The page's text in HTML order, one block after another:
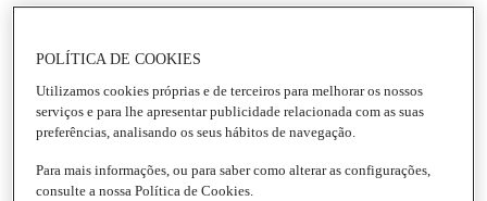
POLÍTICA DE COOKIES
Utilizamos cookies próprias e de terceiros para melhorar os nossos
serviços e para lhe apresentar publicidade relacionada com as suas
preferências, analisando os seus hábitos de navegação.
Para mais informações, ou para saber como alterar as configurações,
consulte a nossa Política de Cookies.